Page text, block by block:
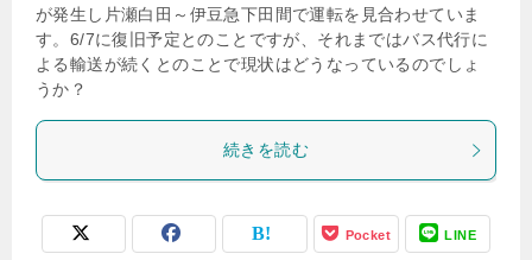
が発生し片瀬白田～伊豆急下田間で運転を見合わせていま
す。6/7に復旧予定とのことですが、それまではバス代行に
よる輸送が続くとのことで現状はどうなっているのでしょ
うか？
続きを読む
Pocket LINE